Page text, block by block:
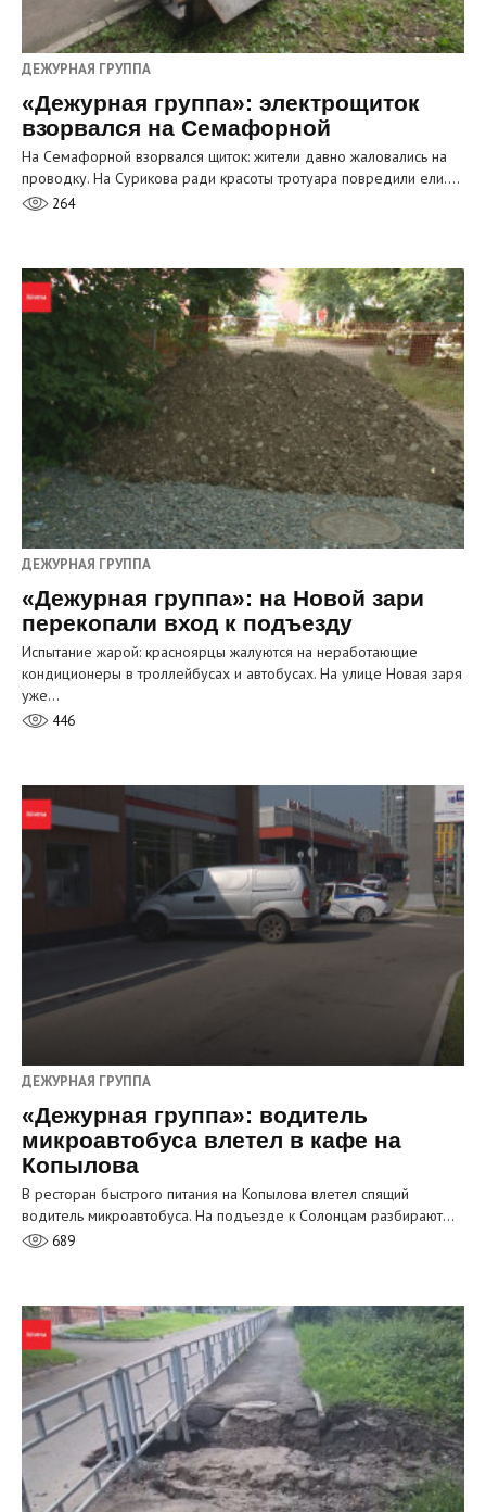
ДЕЖУРНАЯ ГРУППА
«Дежурная группа»: электрощиток
взорвался на Семафорной
На Семафорной взорвался щиток: жители давно жаловались на
проводку. На Сурикова ради красоты тротуара повредили ели.…
264
ДЕЖУРНАЯ ГРУППА
«Дежурная группа»: на Новой зари
перекопали вход к подъезду
Испытание жарой: красноярцы жалуются на неработающие
кондиционеры в троллейбусах и автобусах. На улице Новая заря
уже…
446
ДЕЖУРНАЯ ГРУППА
«Дежурная группа»: водитель
микроавтобуса влетел в кафе на
Копылова
В ресторан быстрого питания на Копылова влетел спящий
водитель микроавтобуса. На подъезде к Солонцам разбирают…
689